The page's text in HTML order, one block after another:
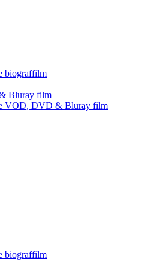
biograffilm
Bluray film
VOD, DVD & Bluray film
biograffilm